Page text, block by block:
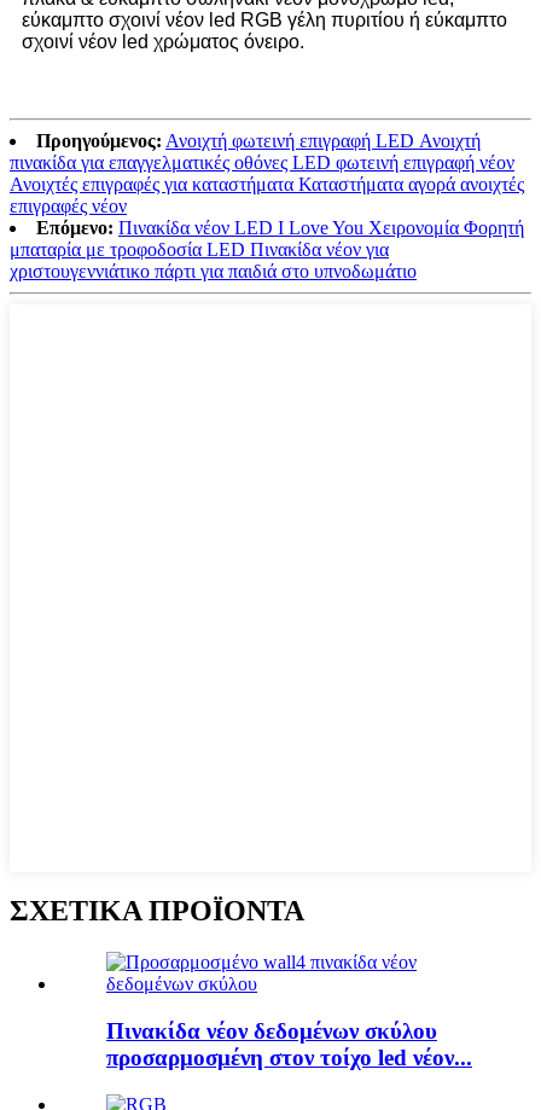
εύκαμπτο σχοινί νέον led RGB γέλη πυριτίου ή εύκαμπτο
σχοινί νέον led χρώματος όνειρο.
Προηγούμενος: Ανοιχτή φωτεινή επιγραφή LED Ανοιχτή
πινακίδα για επαγγελματικές οθόνες LED φωτεινή επιγραφή νέον
Ανοιχτές επιγραφές για καταστήματα Καταστήματα αγορά ανοιχτές
επιγραφές νέον
Επόμενο: Πινακίδα νέον LED I Love You Χειρονομία Φορητή
μπαταρία με τροφοδοσία LED Πινακίδα νέον για
χριστουγεννιάτικο πάρτι για παιδιά στο υπνοδωμάτιο
ΣΧΕΤΙΚΑ ΠΡΟΪΟΝΤΑ
Πινακίδα νέον δεδομένων σκύλου
προσαρμοσμένη στον τοίχο led νέον...